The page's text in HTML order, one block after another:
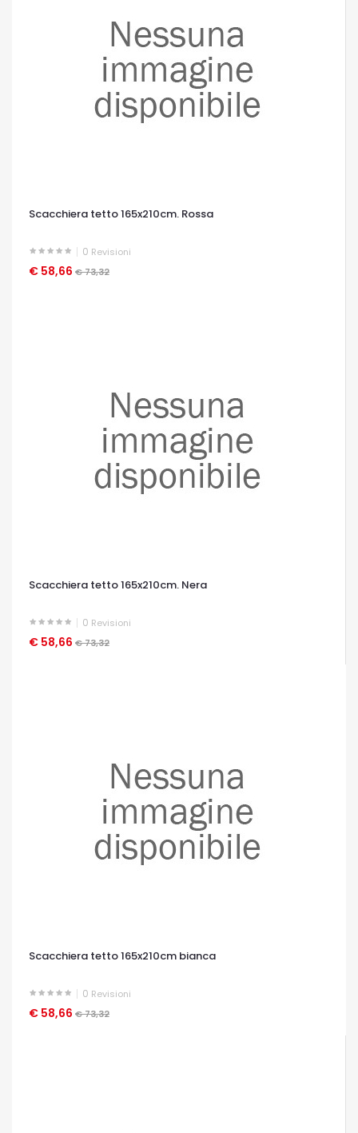
Scacchiera tetto 165x210cm. Rossa
0 Revisioni
€ 58,66 € 73,32
OCCHIATA VELOCE
Scacchiera tetto 165x210cm. Nera
0 Revisioni
€ 58,66 € 73,32
OCCHIATA VELOCE
Scacchiera tetto 165x210cm bianca
0 Revisioni
€ 58,66 € 73,32
OCCHIATA VELOCE